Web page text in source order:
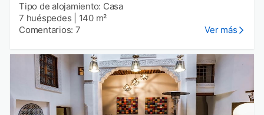
Tipo de alojamiento: Casa
7 huéspedes
140 m²
Comentarios: 7
Ver más